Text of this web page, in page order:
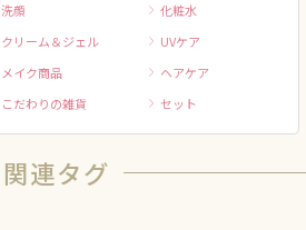
洗顔
化粧水
クリーム＆ジェル
UVケア
メイク商品
ヘアケア
こだわりの雑貨 セット
関連タグ